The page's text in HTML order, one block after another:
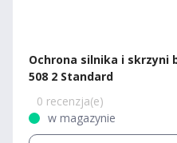
Ochrona silnika i skrzyni
508 2 Standard
0 recenzja(e)
w magazynie